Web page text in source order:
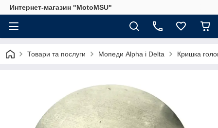
Интернет-магазин "MotoMSU"
Товари та послуги Мопеди Alpha і Delta Кришка